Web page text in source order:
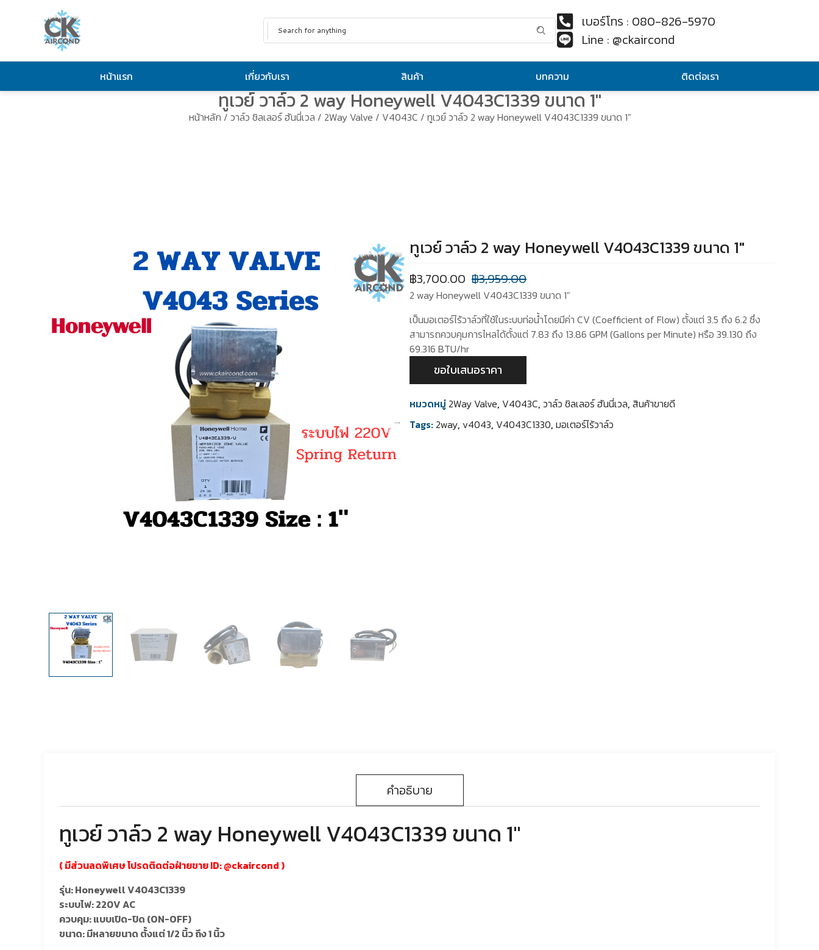
เบอร์โทร : 080-826-5970
Line : @ckaircond
หน้าแรก เกี่ยวกับเรา สินค้า บทความ ติดต่อเรา
ทูเวย์ วาล์ว 2 way Honeywell V4043C1339 ขนาด 1″
หน้าหลัก / วาล์ว ชิลเลอร์ ฮันนี่เวล / 2Way Valve / V4043C / ทูเวย์ วาล์ว 2 way Honeywell V4043C1339 ขนาด 1″
ทูเวย์ วาล์ว 2 way Honeywell V4043C1339 ขนาด 1″
฿3,959.00
฿3,700.00
2 way Honeywell V4043C1339 ขนาด 1″
เป็นมอเตอร์ไร้วาล์วที่ใช้ในระบบท่อน้ำโดยมีค่า CV (Coefficient of Flow) ตั้งแต่ 3.5 ถึง 6.2 ซึ่ง
สามารถควบคุมการไหลได้ตั้งแต่ 7.83 ถึง 13.86 GPM (Gallons per Minute) หรือ 39.130 ถึง
69.316 BTU/hr
ขอใบเสนอราคา
หมวดหมู่ 2Way Valve, V4043C, วาล์ว ชิลเลอร์ ฮันนี่เวล, สินค้าขายดี
Tags: 2way, v4043, V4043C1330, มอเตอร์ไร้วาล์ว
คำอธิบาย
ทูเวย์ วาล์ว 2 way Honeywell V4043C1339 ขนาด 1″
( มีส่วนลดพิเศษ โปรดติดต่อฝ่ายขาย ID: @ckaircond )
รุ่น: Honeywell V4043C1339
ระบบไฟ: 220V AC
ควบคุม: แบบเปิด-ปิด (ON-OFF)
ขนาด: มีหลายขนาด ตั้งแต่ 1/2 นิ้ว ถึง 1 นิ้ว